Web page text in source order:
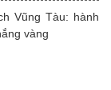
Vũng Tàu: hành
vàng